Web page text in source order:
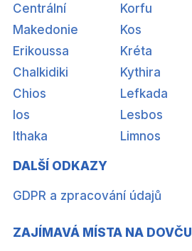
Centrální
Makedonie
Erikoussa
Chalkidiki
Chios
Ios
Ithaka
Korfu
Kos
Kréta
Kythira
Lefkada
Lesbos
Limnos
DALŠÍ ODKAZY
GDPR a zpracování údajů
ZAJÍMAVÁ MÍSTA NA DOVČU